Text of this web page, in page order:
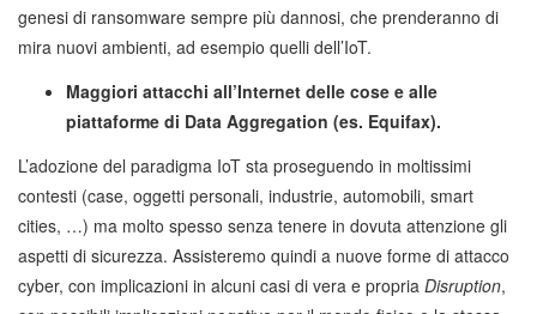
genesi di ransomware sempre più dannosi, che prenderanno di
mira nuovi ambienti, ad esempio quelli dell’IoT.
Maggiori attacchi all’Internet delle cose e alle
piattaforme di Data Aggregation (es. Equifax).
L’adozione del paradigma IoT sta proseguendo in moltissimi
contesti (case, oggetti personali, industrie, automobili, smart
cities, …) ma molto spesso senza tenere in dovuta attenzione gli
aspetti di sicurezza. Assisteremo quindi a nuove forme di attacco
cyber, con implicazioni in alcuni casi di vera e propria Disruption,